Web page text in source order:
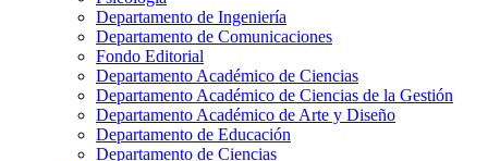
Departamento de Ingeniería
Departamento de Comunicaciones
Fondo Editorial
Departamento Académico de Ciencias
Departamento Académico de Ciencias de la Gestión
Departamento Académico de Arte y Diseño
Departamento de Educación
Departamento de Ciencias